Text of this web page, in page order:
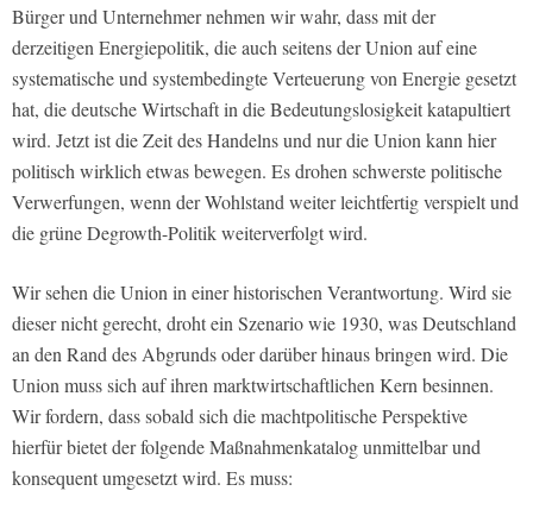
Bürger und Unternehmer nehmen wir wahr, dass mit der
derzeitigen Energiepolitik, die auch seitens der Union auf eine
systematische und systembedingte Verteuerung von Energie gesetzt
hat, die deutsche Wirtschaft in die Bedeutungslosigkeit katapultiert
wird. Jetzt ist die Zeit des Handelns und nur die Union kann hier
politisch wirklich etwas bewegen. Es drohen schwerste politische
Verwerfungen, wenn der Wohlstand weiter leichtfertig verspielt und
die grüne Degrowth-Politik weiterverfolgt wird.
Wir sehen die Union in einer historischen Verantwortung. Wird sie
dieser nicht gerecht, droht ein Szenario wie 1930, was Deutschland
an den Rand des Abgrunds oder darüber hinaus bringen wird. Die
Union muss sich auf ihren marktwirtschaftlichen Kern besinnen.
Wir fordern, dass sobald sich die machtpolitische Perspektive
hierfür bietet der folgende Maßnahmenkatalog unmittelbar und
konsequent umgesetzt wird. Es muss: